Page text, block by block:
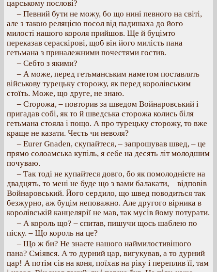
царському послові?
– Певний бути не можу, бо що нині певного на світі,
але з такою реляцією посол від падишаха до його
милості нашого короля прийшов. Ще й буцімто
переказав сераскірові, щоб він його милість пана
гетьмана з приналежними почестями гостив.
– Себто з якими?
– А може, перед гетьманським наметом поставлять
військову турецьку сторожу, як перед королівським
стоїть. Може, що друге, не знаю.
– Сторожа, – повторив за шведом Войнаровський і
пригадав собі, як то й шведська сторожа колись біля
гетьмана стояла і пощо. А про турецьку сторожу, то вже
краще не казати. Честь чи неволя?
– Eurer Gnaden, скупайтеся, – запрошував швед, – це
прямо солоамська купіль, я себе на десять літ молодшим
почуваю.
– Так тоді не купайтеся довго, бо як помолоднієте на
двадцять, то мені не буде що з вами балакати, – відповів
Войнаровський. Його сердило, що швед поводиться так
безжурно, аж буцім неповажно. Але другого вірника в
королівській канцелярії не мав, так мусів йому потурати.
– А король що? – спитав, пишучи щось шаблею по
піску. – Що король на це?
– Що ж би? Не знаєте нашого наймилостивішого
пана? Сміявся. А то дурний цар, вигукував, а то дурний
цар! А потім сів на коня, поїхав на ріку і переплив її, там